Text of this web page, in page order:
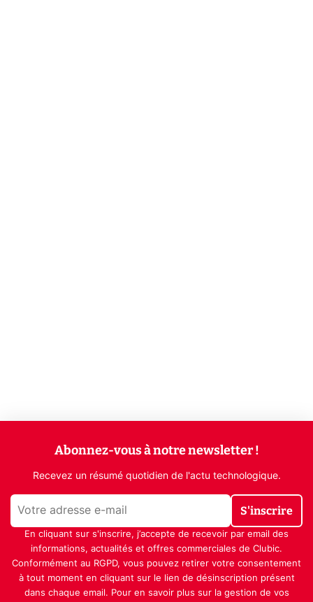
Abonnez-vous à notre newsletter !
Recevez un résumé quotidien de l'actu technologique.
S'inscrire
En cliquant sur s'inscrire, j’accepte de recevoir par email des
informations, actualités et offres commerciales de Clubic.
Conformément au RGPD, vous pouvez retirer votre consentement
à tout moment en cliquant sur le lien de désinscription présent
dans chaque email. Pour en savoir plus sur la gestion de vos